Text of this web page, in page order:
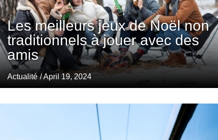
Les meilleurs jeux de Noël non
traditionnels à jouer avec des
amis
Actualité / April 19, 2024